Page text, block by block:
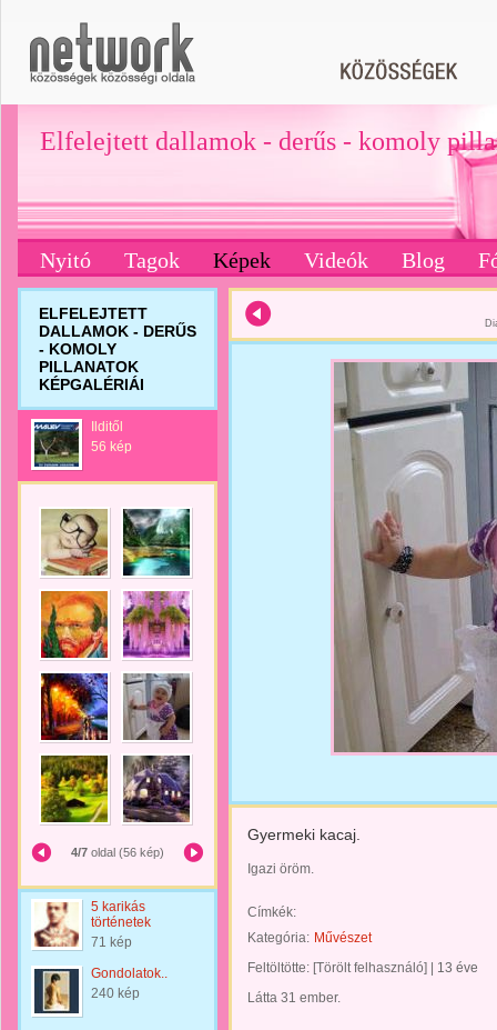
Elfelejtett dallamok - derűs - komoly
Nyitó Tagok Képek Videók Blog
ELFELEJTETT
DALLAMOK - DERŰS
- KOMOLY
PILLANATOK
KÉPGALÉRIÁI
Ilditől
56 kép
4/7 oldal (56 kép)
5 karikás
történetek
71 kép
Gondolatok..
240 kép
Gyermeki kacaj.
Igazi öröm.
Címkék:
Kategória: Művészet
Feltöltötte: [Törölt felhasználó]
13 éve
Látta 31 ember.